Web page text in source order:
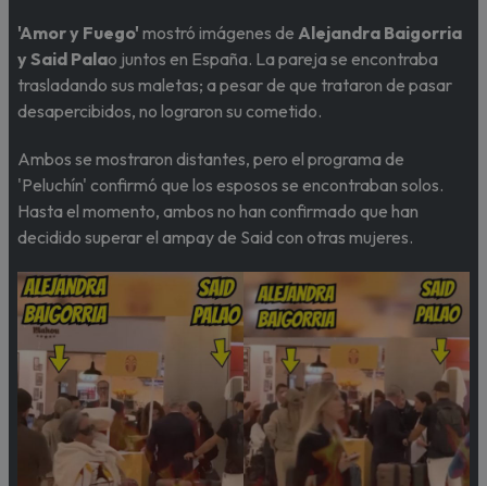
'Amor y Fuego' mostró imágenes de Alejandra Baigorria
y Said Palao juntos en España. La pareja se encontraba
trasladando sus maletas; a pesar de que trataron de pasar
desapercibidos, no lograron su cometido.
Ambos se mostraron distantes, pero el programa de
'Peluchín' confirmó que los esposos se encontraban solos.
Hasta el momento, ambos no han confirmado que han
decidido superar el ampay de Said con otras mujeres.